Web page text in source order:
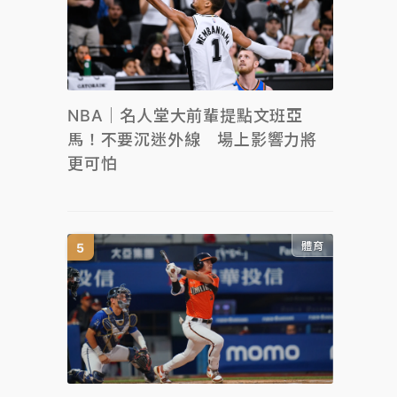
NBA｜名人堂大前輩提點文班亞
馬！不要沉迷外線 場上影響力將
更可怕
體育